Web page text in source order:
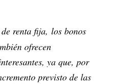
renta fija, los bonos
ofrecen
ya que, por
previsto de las